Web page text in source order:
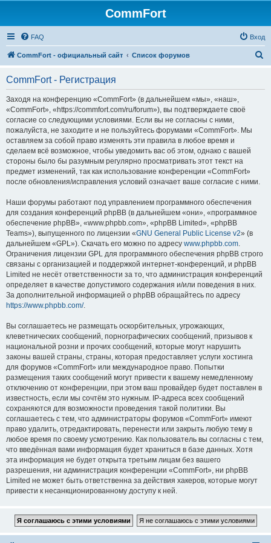
CommFort
FAQ Вход
CommFort - официальный сайт Список форумов
CommFort - Регистрация
Заходя на конференцию «CommFort» (в дальнейшем «мы», «наш»,
«CommFort», «https://commfort.com/ru/forum»), вы подтверждаете своё
согласие со следующими условиями. Если вы не согласны с ними,
пожалуйста, не заходите и не пользуйтесь форумами «CommFort». Мы
оставляем за собой право изменять эти правила в любое время и
сделаем всё возможное, чтобы уведомить вас об этом, однако с вашей
стороны было бы разумным регулярно просматривать этот текст на
предмет изменений, так как использование конференции «CommFort»
после обновления/исправления условий означает ваше согласие с ними.
Наши форумы работают под управлением программного обеспечения
для создания конференций phpBB (в дальнейшем «они», «программное
обеспечение phpBB», «www.phpbb.com», «phpBB Limited», «phpBB
Teams»), выпущенного по лицензии «GNU General Public License v2» (в
дальнейшем «GPL»). Скачать его можно по адресу www.phpbb.com.
Ограничения лицензии GPL для программного обеспечения phpBB строго
связаны с организацией и поддержкой интернет-конференций, и phpBB
Limited не несёт ответственности за то, что администрация конференций
определяет в качестве допустимого содержания и/или поведения в них.
За дополнительной информацией о phpBB обращайтесь по адресу
https://www.phpbb.com/.
Вы соглашаетесь не размещать оскорбительных, угрожающих,
клеветнических сообщений, порнографических сообщений, призывов к
национальной розни и прочих сообщений, которые могут нарушить
законы вашей страны, страны, которая предоставляет услуги хостинга
для форумов «CommFort» или международное право. Попытки
размещения таких сообщений могут привести к вашему немедленному
отключению от конференции, при этом ваш провайдер будет поставлен в
известность, если мы сочтём это нужным. IP-адреса всех сообщений
сохраняются для возможности проведения такой политики. Вы
соглашаетесь с тем, что администраторы форумов «CommFort» имеют
право удалить, отредактировать, перенести или закрыть любую тему в
любое время по своему усмотрению. Как пользователь вы согласны с тем,
что введённая вами информация будет храниться в базе данных. Хотя
эта информация не будет открыта третьим лицам без вашего
разрешения, ни администрация конференции «CommFort», ни phpBB
Limited не может быть ответственна за действия хакеров, которые могут
привести к несанкционированному доступу к ней.